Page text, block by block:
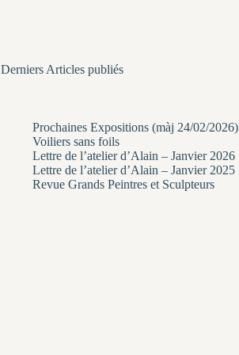
Derniers Articles publiés
Prochaines Expositions (màj 24/02/2026)
Voiliers sans foils
Lettre de l’atelier d’Alain – Janvier 2026
Lettre de l’atelier d’Alain – Janvier 2025
Revue Grands Peintres et Sculpteurs